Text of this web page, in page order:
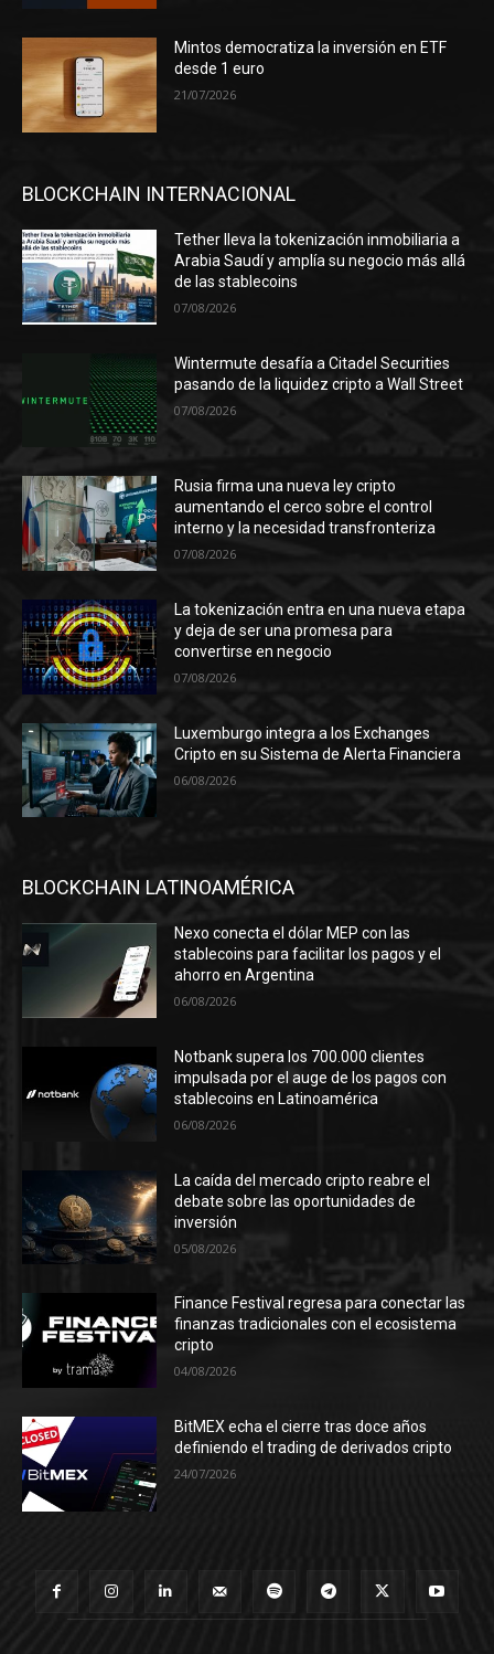
Mintos democratiza la inversión en ETF
desde 1 euro
21/07/2026
BLOCKCHAIN INTERNACIONAL
Tether lleva la tokenización inmobiliaria a
Arabia Saudí y amplía su negocio más allá
de las stablecoins
07/08/2026
Wintermute desafía a Citadel Securities
pasando de la liquidez cripto a Wall Street
07/08/2026
Rusia firma una nueva ley cripto
aumentando el cerco sobre el control
interno y la necesidad transfronteriza
07/08/2026
La tokenización entra en una nueva etapa
y deja de ser una promesa para
convertirse en negocio
07/08/2026
Luxemburgo integra a los Exchanges
Cripto en su Sistema de Alerta Financiera
06/08/2026
BLOCKCHAIN LATINOAMÉRICA
Nexo conecta el dólar MEP con las
stablecoins para facilitar los pagos y el
ahorro en Argentina
06/08/2026
Notbank supera los 700.000 clientes
impulsada por el auge de los pagos con
stablecoins en Latinoamérica
06/08/2026
La caída del mercado cripto reabre el
debate sobre las oportunidades de
inversión
05/08/2026
Finance Festival regresa para conectar las
finanzas tradicionales con el ecosistema
cripto
04/08/2026
BitMEX echa el cierre tras doce años
definiendo el trading de derivados cripto
24/07/2026